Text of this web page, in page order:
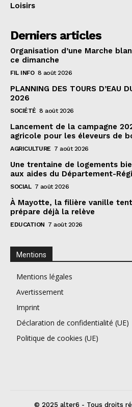
Loisirs
Derniers articles
Organisation d’une Marche
ce dimanche
FIL INFO 8 août 2026
PLANNING DES TOURS D’EAU
2026
SOCIÉTÉ 8 août 2026
Lancement de la campagne
agricole pour les éleveurs de
AGRICULTURE 7 août 2026
Une trentaine de logements
aux aides du Département-
SOCIAL 7 août 2026
À Mayotte, la filière vanille
prépare déjà la relève
EDUCATION 7 août 2026
Mentions
Mentions légales
Avertissement
Imprint
Déclaration de confidentialité (UE)
Politique de cookies (UE)
© 2025 alter6 - Tous droits